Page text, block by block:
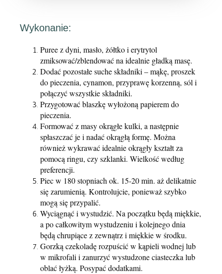
Wykonanie:
Puree z dyni, masło, żółtko i erytrytol
zmiksować/zblendować na idealnie gładką masę.
Dodać pozostałe suche składniki – mąkę, proszek
do pieczenia, cynamon, przyprawę korzenną, sól i
połączyć wszystkie składniki.
Przygotować blaszkę wyłożoną papierem do
pieczenia.
Formować z masy okrągłe kulki, a następnie
spłaszczać je i nadać okrągłą formę. Można
również wykrawać idealnie okrągły kształt za
pomocą ringu, czy szklanki. Wielkość według
preferencji.
Piec w 180 stopniach ok. 15-20 min. aż delikatnie
się zarumienią. Kontrolujcie, ponieważ szybko
mogą się przypalić.
Wyciągnąć i wystudzić. Na początku będą miękkie,
a po całkowitym wystudzeniu i kolejnego dnia
będą chrupiące z zewnątrz i miękkie w środku.
Gorzką czekoladę rozpuścić w kąpieli wodnej lub
w mikrofali i zanurzyć wystudzone ciasteczka lub
oblać łyżką. Posypać dodatkami.